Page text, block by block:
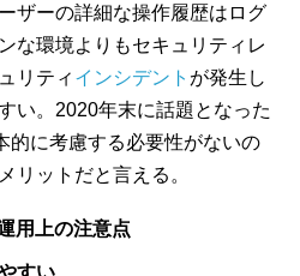
ザーの詳細な操作履歴はログ
な環境よりもセキュリティレ
リティ インシデント が発生し
い。2020年末に話題となった
的に考慮する必要性がないの
リットだと言える。
用上の注意点
すい